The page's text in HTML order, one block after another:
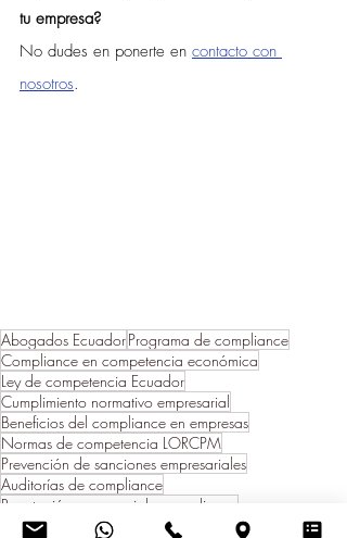
tu empresa?
No dudes en ponerte en contacto con
nosotros.
Abogados EcuadorPrograma de compliance
Compliance en competencia económica
Ley de competencia Ecuador
Cumplimiento normativo empresarial
Beneficios del compliance en empresas
Normas de competencia LORCPM
Prevención de sanciones empresariales
Auditorías de compliance
Reputación empresarial y compliance
Propiedad Intelectual y Mercado